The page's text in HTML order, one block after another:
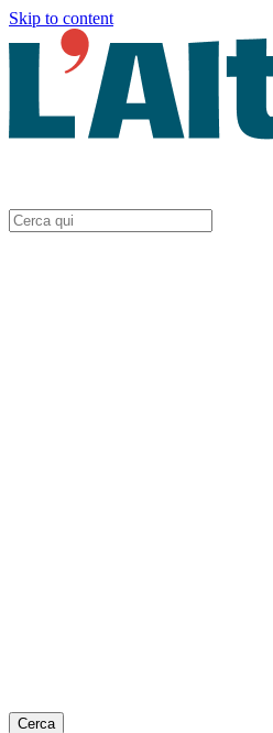
Skip to content
Cerca